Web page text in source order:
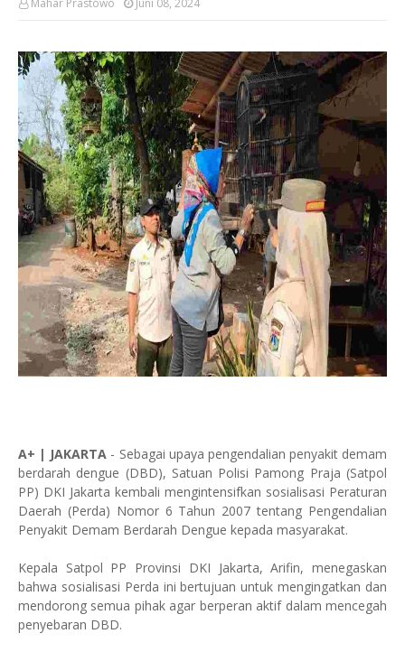
Mahar Prastowo Juni 08, 2024
A+ | JAKARTA - Sebagai upaya pengendalian penyakit demam
berdarah dengue (DBD), Satuan Polisi Pamong Praja (Satpol
PP) DKI Jakarta kembali mengintensifkan sosialisasi Peraturan
Daerah (Perda) Nomor 6 Tahun 2007 tentang Pengendalian
Penyakit Demam Berdarah Dengue kepada masyarakat.
Kepala Satpol PP Provinsi DKI Jakarta, Arifin, menegaskan
bahwa sosialisasi Perda ini bertujuan untuk mengingatkan dan
mendorong semua pihak agar berperan aktif dalam mencegah
penyebaran DBD.